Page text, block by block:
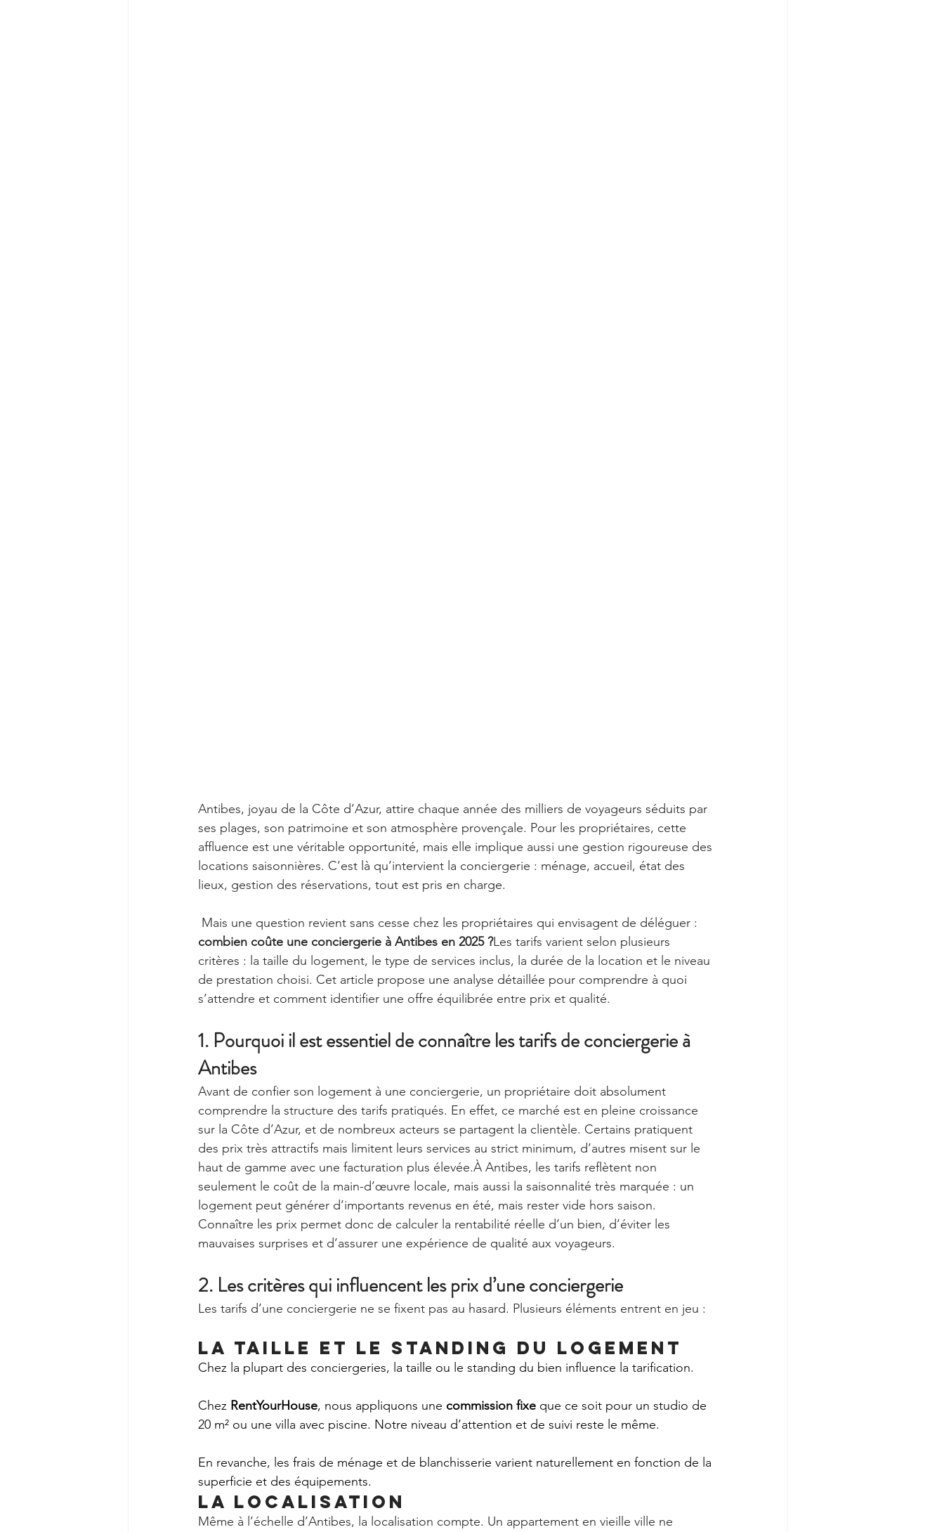
Antibes, joyau de la Côte d’Azur, attire chaque année des milliers de voyageurs séduits par
ses plages, son patrimoine et son atmosphère provençale. Pour les propriétaires, cette
affluence est une véritable opportunité, mais elle implique aussi une gestion rigoureuse des
locations saisonnières. C’est là qu’intervient la conciergerie : ménage, accueil, état des
lieux, gestion des réservations, tout est pris en charge.
Mais une question revient sans cesse chez les propriétaires qui envisagent de déléguer :
combien coûte une conciergerie à Antibes en 2025 ?Les tarifs varient selon plusieurs
critères : la taille du logement, le type de services inclus, la durée de la location et le niveau
de prestation choisi. Cet article propose une analyse détaillée pour comprendre à quoi
s’attendre et comment identifier une offre équilibrée entre prix et qualité.
1. Pourquoi il est essentiel de connaître les tarifs de conciergerie à
Antibes
Avant de confier son logement à une conciergerie, un propriétaire doit absolument
comprendre la structure des tarifs pratiqués. En effet, ce marché est en pleine croissance
sur la Côte d’Azur, et de nombreux acteurs se partagent la clientèle. Certains pratiquent
des prix très attractifs mais limitent leurs services au strict minimum, d’autres misent sur le
haut de gamme avec une facturation plus élevée.À Antibes, les tarifs reflètent non
seulement le coût de la main-d’œuvre locale, mais aussi la saisonnalité très marquée : un
logement peut générer d’importants revenus en été, mais rester vide hors saison.
Connaître les prix permet donc de calculer la rentabilité réelle d’un bien, d’éviter les
mauvaises surprises et d’assurer une expérience de qualité aux voyageurs.
2. Les critères qui influencent les prix d’une conciergerie
Les tarifs d’une conciergerie ne se fixent pas au hasard. Plusieurs éléments entrent en jeu :
La taille et le standing du logement
Chez la plupart des conciergeries, la taille ou le standing du bien influence la tarification.
Chez RentYourHouse, nous appliquons une commission fixe que ce soit pour un studio de
20 m² ou une villa avec piscine. Notre niveau d’attention et de suivi reste le même.
En revanche, les frais de ménage et de blanchisserie varient naturellement en fonction de la
superficie et des équipements.
La localisation
Même à l’échelle d’Antibes, la localisation compte. Un appartement en vieille ville ne